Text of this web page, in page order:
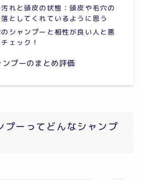
れと頭皮の状態：頭皮や毛穴の
としてくれているように思う
シャンプーと相性が良い人と悪
ェック！
プーのまとめ評価
プーってどんなシャンプ